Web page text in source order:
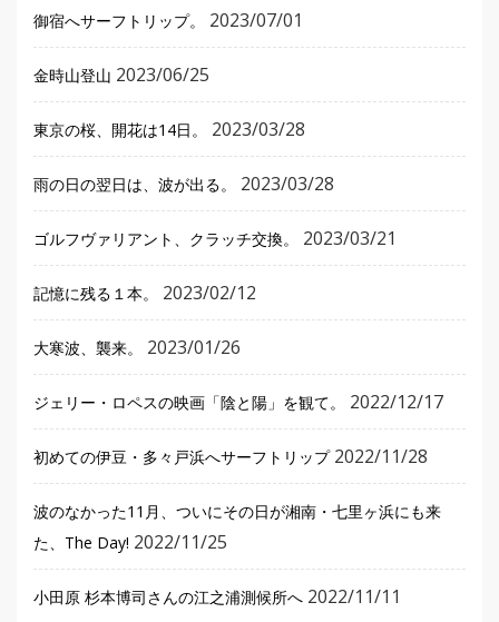
御宿へサーフトリップ。 2023/07/01
金時山登山 2023/06/25
東京の桜、開花は14日。 2023/03/28
雨の日の翌日は、波が出る。 2023/03/28
ゴルフヴァリアント、クラッチ交換。 2023/03/21
記憶に残る１本。 2023/02/12
大寒波、襲来。 2023/01/26
ジェリー・ロペスの映画「陰と陽」を観て。 2022/12/17
初めての伊豆・多々戸浜へサーフトリップ 2022/11/28
波のなかった11月、ついにその日が湘南・七里ヶ浜にも来
た、The Day! 2022/11/25
小田原 杉本博司さんの江之浦測候所へ 2022/11/11